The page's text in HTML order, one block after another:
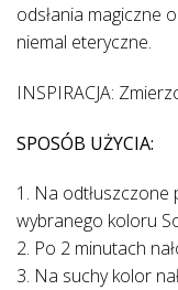
odsłania magiczne
niemal eteryczne.
INSPIRACJA:
SPOSÓB UŻYCIA:
1. Na odtłuszczone
wybranego koloru
2. Po 2 minutach
3. Na suchy kolor